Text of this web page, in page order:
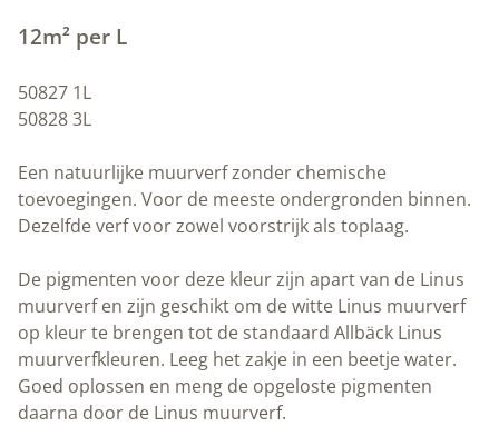
12m² per L
50827 1L
50828 3L
Een natuurlijke muurverf zonder chemische
toevoegingen. Voor de meeste ondergronden binnen.
Dezelfde verf voor zowel voorstrijk als toplaag.
De pigmenten voor deze kleur zijn apart van de Linus
muurverf en zijn geschikt om de witte Linus muurverf
op kleur te brengen tot de standaard Allbäck Linus
muurverfkleuren. Leeg het zakje in een beetje water.
Goed oplossen en meng de opgeloste pigmenten
daarna door de Linus muurverf.